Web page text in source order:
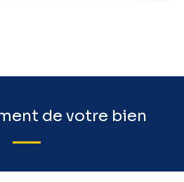
de votre bien